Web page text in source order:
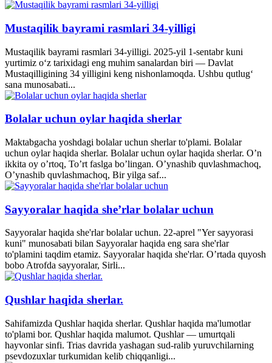
Mustaqilik bayrami rasmlari 34-yilligi
Mustaqilik bayrami rasmlari 34-yilligi. 2025-yil 1-sentabr kuni
yurtimiz o‘z tarixidagi eng muhim sanalardan biri — Davlat
Mustaqilligining 34 yilligini keng nishonlamoqda. Ushbu qutlug‘
sana munosabati...
Bolalar uchun oylar haqida sherlar
Maktabgacha yoshdagi bolalar uchun sherlar to'plami. Bolalar
uchun oylar haqida sherlar. Bolalar uchun oylar haqida sherlar. O’n
ikkita oy o’rtoq, To’rt faslga bo’lingan. O’ynashib quvlashmachoq,
O’ynashib quvlashmachoq, Bir yilga saf...
Sayyoralar haqida she’rlar bolalar uchun
Sayyoralar haqida she'rlar bolalar uchun. 22-aprel "Yer sayyorasi
kuni" munosabati bilan Sayyoralar haqida eng sara she'rlar
to'plamini taqdim etamiz. Sayyoralar haqida she'rlar. O’rtada quyosh
bobo Atrofda sayyoralar, Sirli...
Qushlar haqida sherlar.
Sahifamizda Qushlar haqida sherlar. Qushlar haqida ma'lumotlar
to'plami bor. Qushlar haqida malumot. Qushlar — umurtqali
hayvonlar sinfi. Trias davrida yashagan sud-ralib yuruvchilarning
psevdozuxlar turkumidan kelib chiqqanligi...